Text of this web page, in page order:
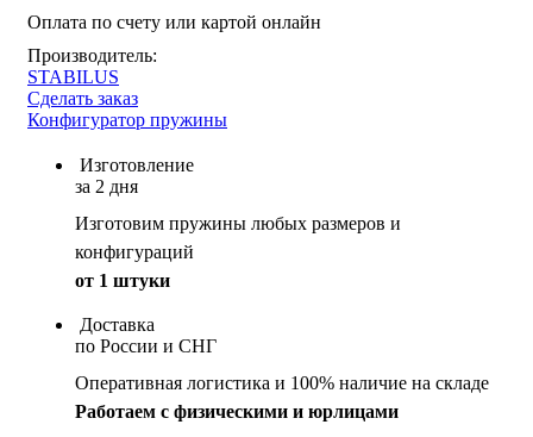
Оплата по счету или картой онлайн
Производитель:
STABILUS
Сделать заказ
Конфигуратор пружины
Изготовление
за 2 дня
Изготовим пружины любых размеров и
конфигураций
от 1 штуки
Доставка
по России и СНГ
Оперативная логистика и 100% наличие на складе
Работаем с физическими и юрлицами